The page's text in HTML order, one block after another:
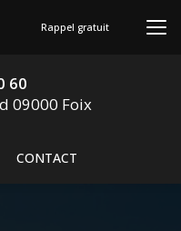
60
09000 Foix
CONTACT
Rappel gratuit